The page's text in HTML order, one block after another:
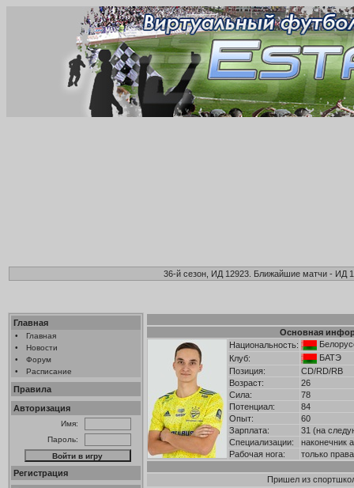
36-й сезон, ИД 12923. Ближайшие матчи - ИД
Главная
•
Главная
•
Новости
•
Форум
•
Расписание
Правила
Авторизация
Имя:
Пароль:
Регистрация
Основная
Национальность:
Клуб:
БАТЭ
Позиция:
CD/RD/RB
Возраст:
26
Сила:
78
Потенциал:
84
Опыт:
60
Зарплата:
31 (на
Специализации:
наконечник
Рабочая нога:
только
Пришел из